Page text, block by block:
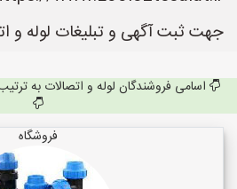
جهت ثبت آگهی و تبلیغات لوله و
اسامی فروشندگان لوله و اتصالات به
فروشگاه